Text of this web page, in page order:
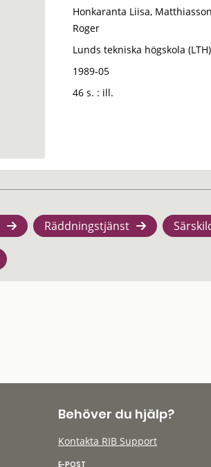
Honkaranta Liisa,
Roger
Lunds tekniska högskola (LTH)
1989-05
46 s. : ill.
Räddningstjänst
Behöver du hjälp?
Kontakta RIB Support
E-POST